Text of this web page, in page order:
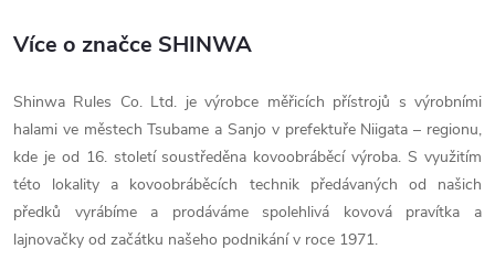
Více o značce SHINWA
Shinwa Rules Co. Ltd. je výrobce měřicích přístrojů s výrobními
halami ve městech Tsubame a Sanjo v prefektuře Niigata – regionu,
kde je od 16. století soustředěna kovoobráběcí výroba. S využitím
této lokality a kovoobráběcích technik předávaných od našich
předků vyrábíme a prodáváme spolehlivá kovová pravítka a
lajnovačky od začátku našeho podnikání v roce 1971.